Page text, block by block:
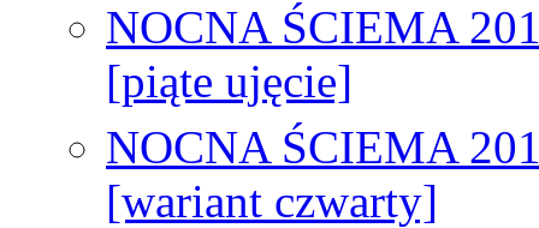
NOCNA ŚCIEMA
[piąte ujęcie]
NOCNA ŚCIEMA
[wariant czwarty]